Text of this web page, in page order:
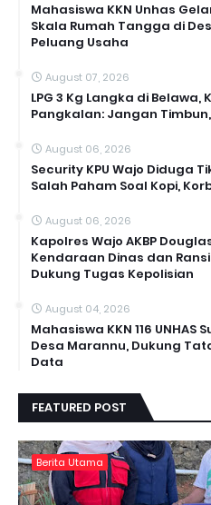
Mahasiswa KKN Unhas
Skala Rumah Tangga di
Peluang Usaha
August 07, 2026
LPG 3 Kg Langka di Belawa,
Pangkalan: Jangan
August 06, 2026
Security KPU Wajo Diduga
Salah Paham Soal Kopi,
August 06, 2026
Kapolres Wajo AKBP
Kendaraan Dinas dan
Dukung Tugas Kepolisian
August 04, 2026
Mahasiswa KKN 116
Desa Marannu, Dukung
Data
FEATURED POST
Berita Utama